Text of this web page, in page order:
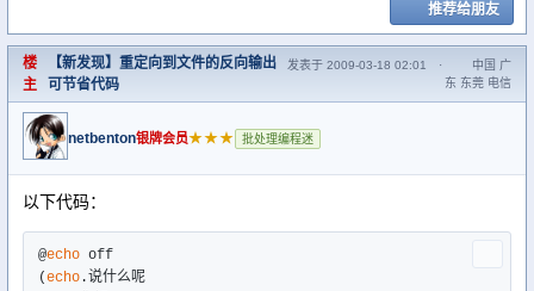
推荐给朋友
楼
主
【新发现】重定向到文件的反向输出
可节省代码
发表于 2009-03-18 02:01 ·
中国 广
东 东莞 电信
netbenton银牌会员★★★ 批处理编程迷
以下代码：
@echo off
(echo